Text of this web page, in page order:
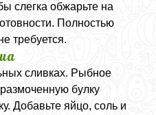
слегка обжарьте на
Полностью
требуется.
сливках. Рыбное
булку
Добавьте яйцо, соль и